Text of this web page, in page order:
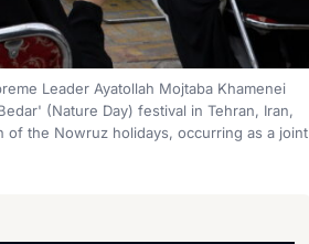
Leader Ayatollah Mojtaba Khamenei
(Nature Day) festival in Tehran, Iran,
of the Nowruz holidays, occurring as a joint